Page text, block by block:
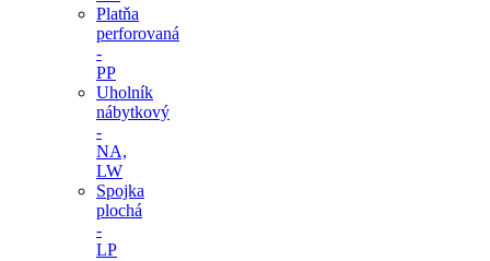
Platňa
perforovaná
-
PP
Uholník
nábytkový
-
NA,
LW
Spojka
plochá
-
LP